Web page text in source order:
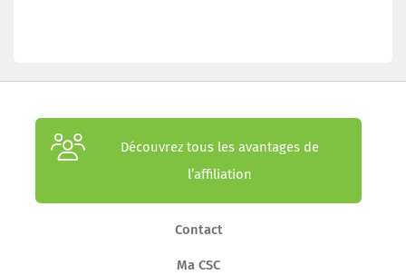
Découvrez tous les avantages de
l’affiliation
Contact
Ma CSC